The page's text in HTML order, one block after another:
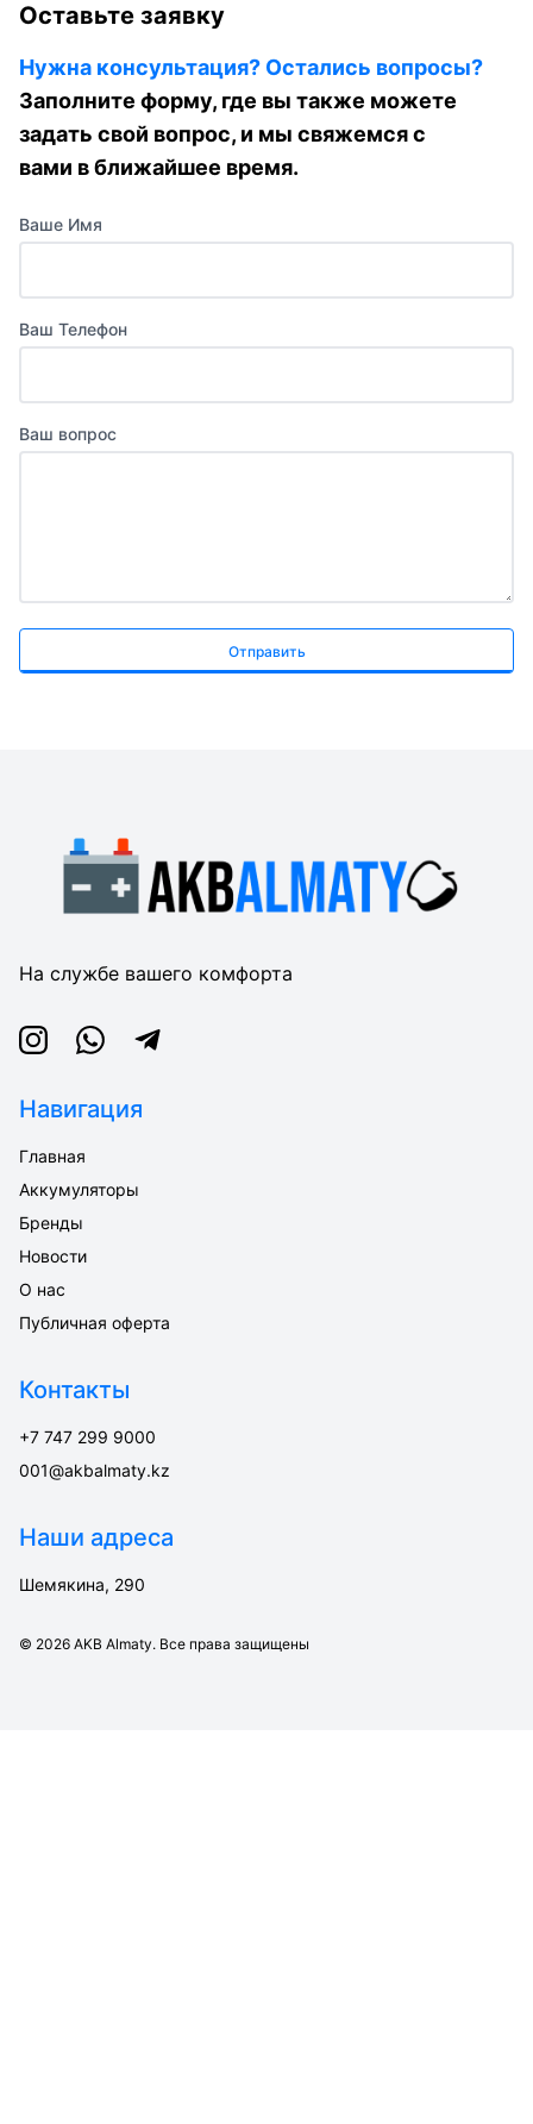
Оставьте заявку
Нужна консультация? Остались вопросы?
Заполните форму, где вы также можете
задать свой вопрос, и мы свяжемся с
вами в ближайшее время.
Ваше Имя
Ваш Телефон
Ваш вопрос
Отправить
На службе вашего комфорта
InstagramWhatsappTelegram
Навигация
Главная
Аккумуляторы
Бренды
Новости
О нас
Публичная оферта
Контакты
+7 747 299 9000
001@akbalmaty.kz
Наши адреса
Шемякина, 290
© 2026 AKB Almaty. Все права защищены